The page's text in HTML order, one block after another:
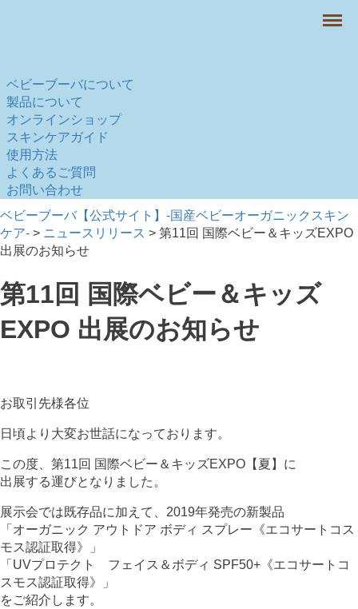
ベビーブーバについて
製品について
オンラインショップ
スキンケアガイド
使用方法
よくあるご質問
お問い合わせ
Menu
ベビーブーバ【公式サイト】-国産ベビーオーガニックスキン
ケア- > ニュースリリース > 第11回 国際ベビー＆キッズEXPO
出展のお知らせ
第11回 国際ベビー＆キッズ
EXPO 出展のお知らせ
お取引先様各位
日頃より大変お世話になっております。
この度、第11回 国際ベビー＆キッズEXPO【夏】に
出展する運びとなりました。
展示会では既存品に加えて、2019年発売の新製品
「オーガニック アウトドア ボディ スプレー《エコサートコス
モス認証取得》」
「UVプロテクト フェイス＆ボディ SPF50+《エコサートコ
スモス認証取得》」
をご紹介します。